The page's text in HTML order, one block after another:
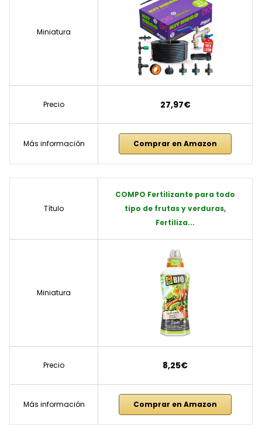
Miniatura
Precio 27,97€
Más información Comprar en Amazon
Título
COMPO Fertilizante para todo
tipo de frutas y verduras,
Fertiliza...
Miniatura
Precio 8,25€
Más información Comprar en Amazon